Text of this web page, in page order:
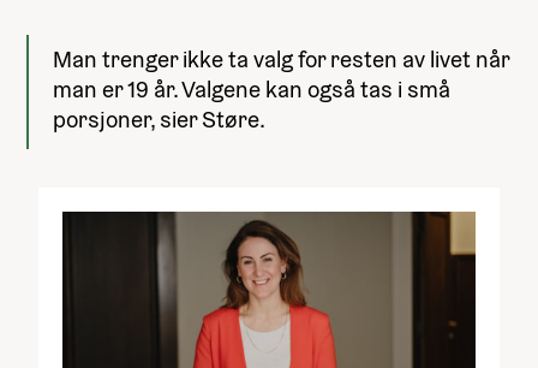
Man trenger ikke ta valg for resten av livet når
man er 19 år. Valgene kan også tas i små
porsjoner, sier Støre.